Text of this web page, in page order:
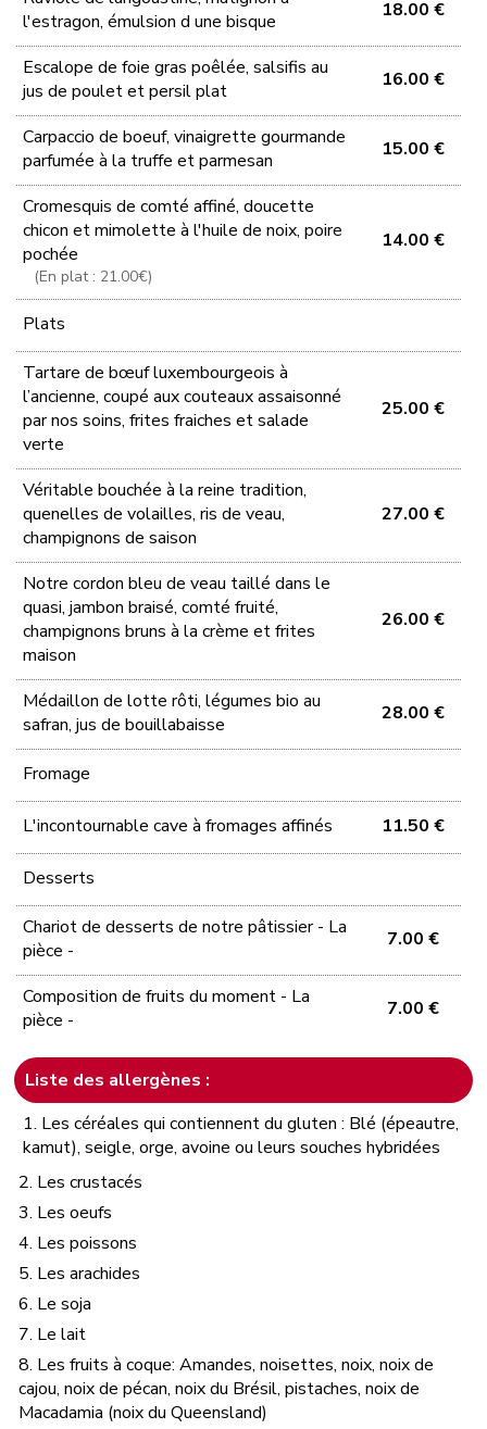
l'estragon, émulsion d une bisque
18.00 €
Escalope de foie gras poêlée, salsifis au
jus de poulet et persil plat
16.00 €
Carpaccio de boeuf, vinaigrette gourmande
parfumée à la truffe et parmesan
15.00 €
Cromesquis de comté affiné, doucette
chicon et mimolette à l'huile de noix, poire
pochée
(En plat : 21.00€)
14.00 €
Plats
Tartare de bœuf luxembourgeois à
l’ancienne, coupé aux couteaux assaisonné
par nos soins, frites fraiches et salade
verte
25.00 €
Véritable bouchée à la reine tradition,
quenelles de volailles, ris de veau,
champignons de saison
27.00 €
Notre cordon bleu de veau taillé dans le
quasi, jambon braisé, comté fruité,
champignons bruns à la crème et frites
maison
26.00 €
Médaillon de lotte rôti, légumes bio au
safran, jus de bouillabaisse
28.00 €
Fromage
L'incontournable cave à fromages affinés 11.50 €
Desserts
Chariot de desserts de notre pâtissier - La
pièce -
7.00 €
Composition de fruits du moment - La
pièce -
7.00 €
Liste des allergènes :
1. Les céréales qui contiennent du gluten : Blé (épeautre,
kamut), seigle, orge, avoine ou leurs souches hybridées
2. Les crustacés
3. Les oeufs
4. Les poissons
5. Les arachides
6. Le soja
7. Le lait
8. Les fruits à coque: Amandes, noisettes, noix, noix de
cajou, noix de pécan, noix du Brésil, pistaches, noix de
Macadamia (noix du Queensland)